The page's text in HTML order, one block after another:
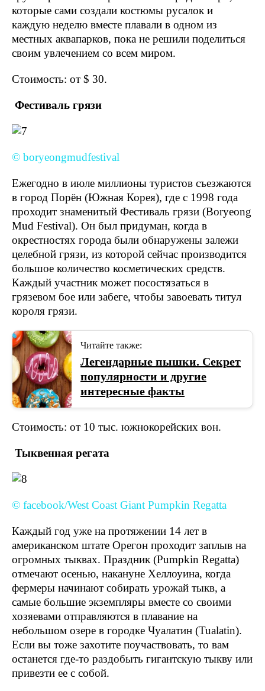
которые сами создали костюмы русалок и
каждую неделю вместе плавали в одном из
местных аквапарков, пока не решили поделиться
своим увлечением со всем миром.
Стоимость: от $ 30.
Фестиваль грязи
© boryeongmudfestival
Ежегодно в июле миллионы туристов съезжаются
в город Порён (Южная Корея), где с 1998 года
проходит знаменитый Фестиваль грязи (Boryeong
Mud Festival). Он был придуман, когда в
окрестностях города были обнаружены залежи
целебной грязи, из которой сейчас производится
большое количество косметических средств.
Каждый участник может посостязаться в
грязевом бое или забеге, чтобы завоевать титул
короля грязи.
Читайте также:
Легендарные пышки. Секрет
популярности и другие
интересные факты
Стоимость: от 10 тыс. южнокорейских вон.
Тыквенная регата
© facebook/West Coast Giant Pumpkin Regatta
Каждый год уже на протяжении 14 лет в
американском штате Орегон проходит заплыв на
огромных тыквах. Праздник (Pumpkin Regatta)
отмечают осенью, накануне Хеллоуина, когда
фермеры начинают собирать урожай тыкв, а
самые большие экземпляры вместе со своими
хозяевами отправляются в плавание на
небольшом озере в городке Чуалатин (Tualatin).
Если вы тоже захотите поучаствовать, то вам
останется где-то раздобыть гигантскую тыкву или
привезти ее с собой.